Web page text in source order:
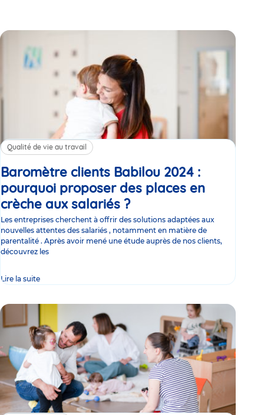
Qualité de vie au travail
Baromètre clients Babilou 2024 :
pourquoi proposer des places en
crèche aux salariés ?Article
Les entreprises cherchent à offrir des solutions adaptées aux
nouvelles attentes des salariés , notamment en matière de
parentalité . Après avoir mené une étude auprès de nos clients,
découvrez les
Lire la suite